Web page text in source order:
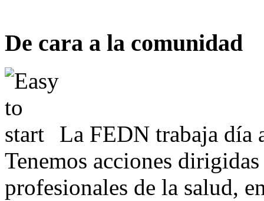
De cara a la comunidad
La FEDN trabaja día
Tenemos acciones
profesionales de la salud,